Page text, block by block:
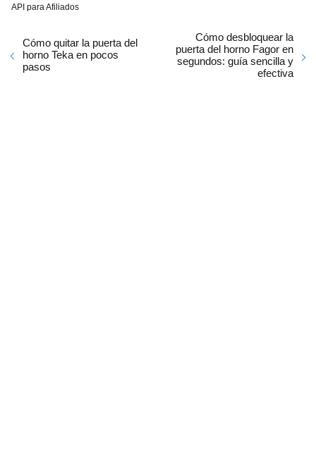
API para Afiliados
Cómo quitar la puerta del
horno Teka en pocos
pasos
Cómo desbloquear la
puerta del horno Fagor en
segundos: guía sencilla y
efectiva